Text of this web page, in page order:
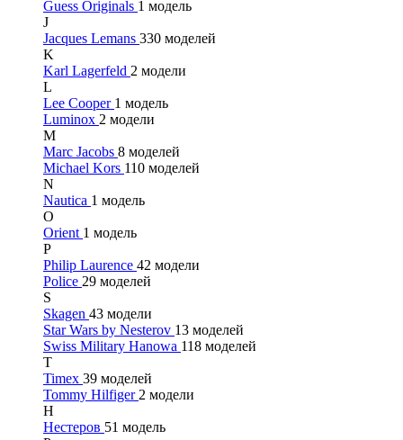
Guess Originals 1 модель
J
Jacques Lemans 330 моделей
K
Karl Lagerfeld 2 модели
L
Lee Cooper 1 модель
Luminox 2 модели
M
Marc Jacobs 8 моделей
Michael Kors 110 моделей
N
Nautica 1 модель
O
Orient 1 модель
P
Philip Laurence 42 модели
Police 29 моделей
S
Skagen 43 модели
Star Wars by Nesterov 13 моделей
Swiss Military Hanowa 118 моделей
T
Timex 39 моделей
Tommy Hilfiger 2 модели
Н
Нестеров 51 модель